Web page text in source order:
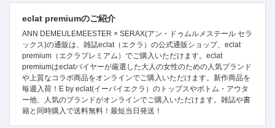
eclat premiumのご紹介
ANN DEMEULEMEESTER × SERAX(アン・ドゥムルメステール セラ
ックス)の通販は、雑誌eclat（エクラ）の公式通販ショップ、eclat
premium（エクラプレミアム）でご購入いただけます。eclat
premiumはeclatバイヤーが厳選した大人の女性のための人気ブランド
や上質なコラボ商品をオンラインでご購入いただけます。新作商品を
毎週入荷！E by eclat(イーバイエクラ）のトップスやボトム・アウタ
ー他、人気のブランドがオンラインでご購入いただけます。雑誌や書
籍と同時購入で送料無料！最短当日発送！